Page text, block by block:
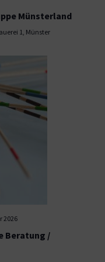
Münsterland
1, Münster
2026
Beratung /